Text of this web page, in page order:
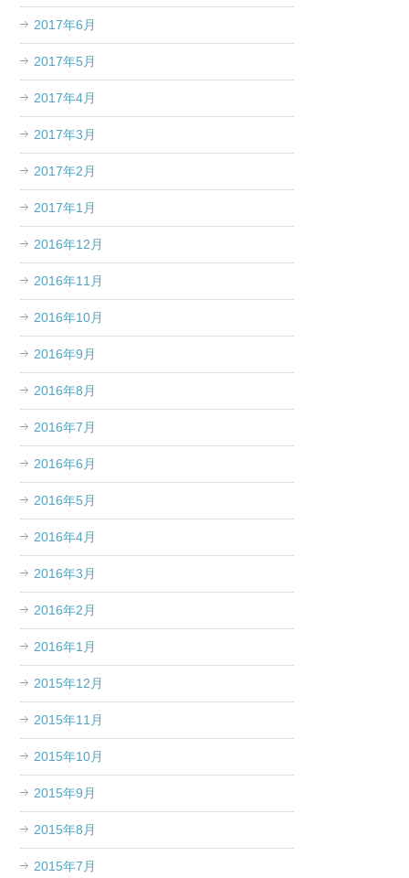
2017年6月
2017年5月
2017年4月
2017年3月
2017年2月
2017年1月
2016年12月
2016年11月
2016年10月
2016年9月
2016年8月
2016年7月
2016年6月
2016年5月
2016年4月
2016年3月
2016年2月
2016年1月
2015年12月
2015年11月
2015年10月
2015年9月
2015年8月
2015年7月